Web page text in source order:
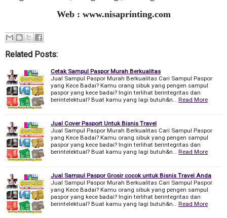
Web : www.nisaprinting.com
Related Posts:
Cetak Sampul Paspor Murah Berkualitas
Jual Sampul Paspor Murah Berkualitas Cari Sampul Paspor
yang Kece Badai? Kamu orang sibuk yang pengen sampul
paspor yang kece badai? Ingin terlihat berintegritas dan
berintelektual? Buat kamu yang lagi butuh&n…
Read More
Jual Cover Pasport Untuk Bisnis Travel
Jual Sampul Paspor Murah Berkualitas Cari Sampul Paspor
yang Kece Badai? Kamu orang sibuk yang pengen sampul
paspor yang kece badai? Ingin terlihat berintegritas dan
berintelektual? Buat kamu yang lagi butuh&n…
Read More
Jual Sampul Paspor Grosir cocok untuk Bisnis Travel Anda
Jual Sampul Paspor Murah Berkualitas Cari Sampul Paspor
yang Kece Badai? Kamu orang sibuk yang pengen sampul
paspor yang kece badai? Ingin terlihat berintegritas dan
berintelektual? Buat kamu yang lagi butuh&n…
Read More